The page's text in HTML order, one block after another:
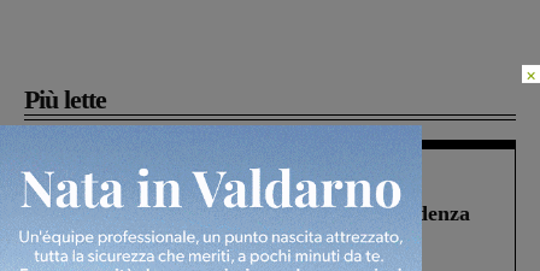
Più lette
Figline Incisa Valdarno 1 Agosto 2026
Piscina di Figline finanziata oltre la scadenza
Pnrr, il gruppo di Fratelli d’Italia: “Un
ringraziamento al Governo”
×